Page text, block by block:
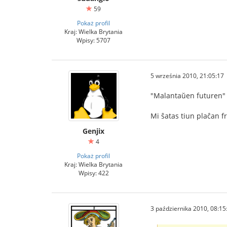
59
Pokaż profil
Kraj: Wielka Brytania
Wpisy: 5707
Genjix
4
Pokaż profil
Kraj: Wielka Brytania
Wpisy: 422
5 września 2010, 21:05:17
"Malantaŭen futuren"
Mi ŝatas tiun plaĉan
3 października 2010,